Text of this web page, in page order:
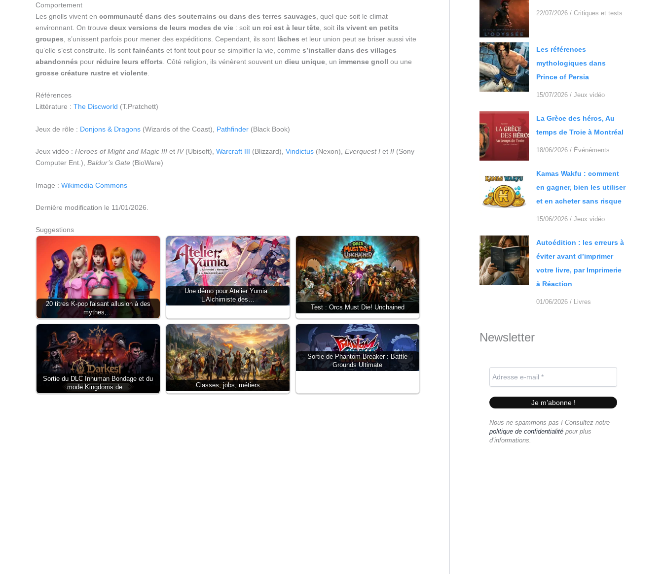
Comportement
Les gnolls vivent en communauté dans des souterrains ou dans des terres sauvages , quel que soit le climat
environnant. On trouve deux versions de leurs modes de vie : soit un roi est à leur tête , soit ils vivent en petits
groupes , s’unissent parfois pour mener des expéditions. Cependant, ils sont lâches et leur union peut se briser aussi vite
qu’elle s’est construite. Ils sont fainéants et font tout pour se simplifier la vie, comme s’installer dans des villages
abandonnés pour réduire leurs efforts . Côté religion, ils vénèrent souvent un dieu unique , un immense gnoll ou une
grosse créature rustre et violente
Références
Littérature : The Discworld (T.Pratchett)
Jeux de rôle : Donjons & Dragons (Wizards of the Coast), Pathfinder (Black Book)
Jeux vidéo : Heroes of Might and Magic III et IV(Ubisoft), Warcraft III (Blizzard), Vindictus (Nexon), Everquest I et II (Sony
Computer Ent.), Baldur’s Gate (BioWare)
Image : Wikimedia Commons
Dernière modification le 11/01/2026.
Suggestions
20 titres K-pop faisant allusion à des
mythes,…
Une démo pour Atelier Yumia :
L’Alchimiste des…
Test : Orcs Must Die! Unchained
Sortie du DLC Inhuman Bondage et du
mode Kingdoms de…
Classes, jobs, métiers
Sortie de Phantom Breaker : Battle
Grounds Ultimate
22/07/2026 / Critiques et tests
Les références
mythologiques dans
Prince of Persia
15/07/2026 / Jeux vidéo
La Grèce des héros, Au
temps de Troie à Montréal
18/06/2026 / Événéments
Kamas Wakfu : comment
en gagner, bien les utiliser
et en acheter sans risque
15/06/2026 / Jeux vidéo
Autoédition : les erreurs à
éviter avant d’imprimer
votre livre, par Imprimerie
à Réaction
01/06/2026 / Livres
Newsletter
Nous ne spammons pas ! Consultez notre
politique de confidentialité pour plus
d’informations.